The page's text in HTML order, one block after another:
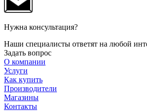
Нужна консультация?
Наши специалисты ответят на любой
Задать вопрос
О компании
Услуги
Как купить
Производители
Магазины
Контакты